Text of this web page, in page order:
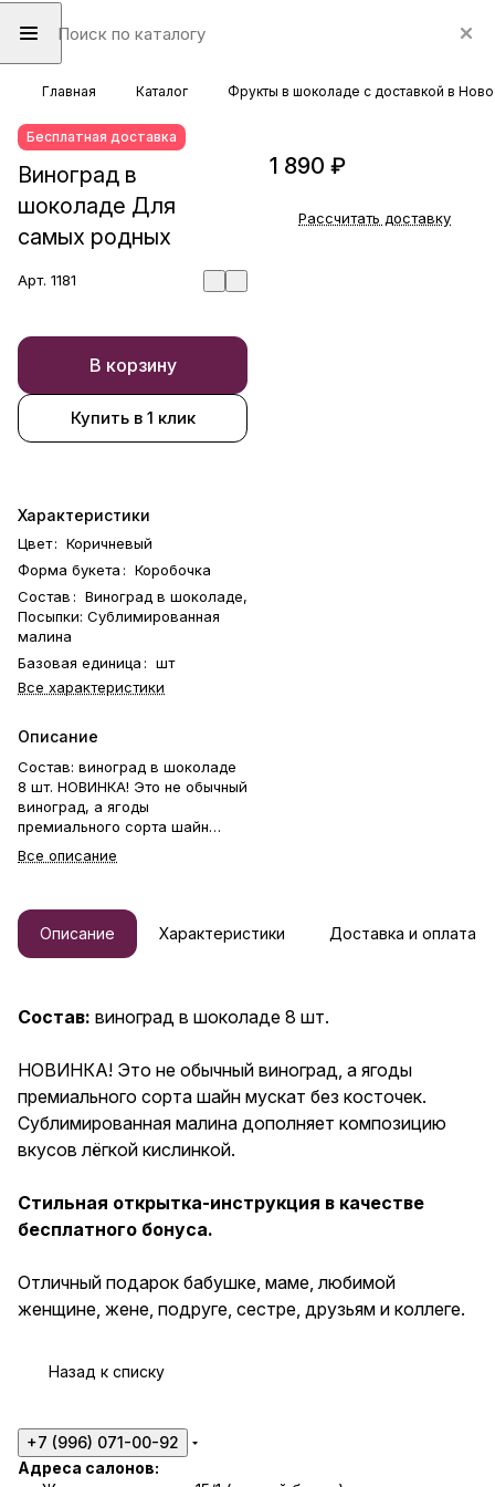
Главная Каталог Фрукты в шоколаде с доставкой в
Бесплатная доставка
Виноград в
шоколаде Для
самых родных
Арт. 1181
В корзину
Купить в 1 клик
Характеристики
Цвет: Коричневый
Форма букета : Коробочка
Состав : Виноград в шоколаде,
Посыпки: Сублимированная
малина
Базовая единица : шт
Все характеристики
Описание
Состав: виноград в шоколаде
8 шт. НОВИНКА! Это не обычный
виноград, а ягоды
премиального сорта шайн
Сублимированная малина
лёгкой кислинкой. Стильная
открытка-инструкция в
качестве бесплатного бонуса.
друзьям и коллеге.
Все описание
1 890 ₽
Рассчитать доставку
Описание Характеристики Доставка и оплата
Состав: виноград в шоколаде 8 шт.
НОВИНКА! Это не обычный виноград, а ягоды
премиального сорта шайн мускат без косточек.
Сублимированная малина дополняет композицию
вкусов лёгкой кислинкой.
Стильная открытка-инструкция в качестве
бесплатного бонуса.
Отличный подарок бабушке, маме, любимой
женщине, жене, подруге, сестре, друзьям и коллеге.
Назад к списку
+7 (996) 071-00-92
Адреса салонов: